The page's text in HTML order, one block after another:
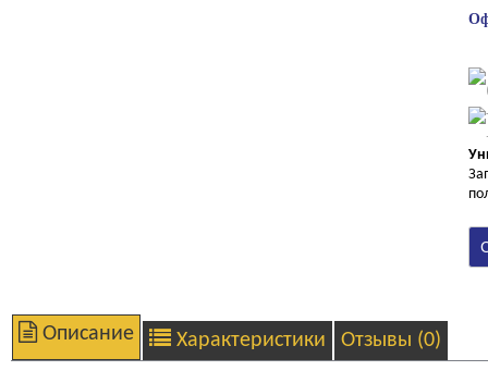
Описание Характеристики Отзывы (0)